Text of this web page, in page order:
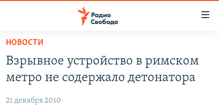
упрощенного
доступа
основному
ПОДКАСТЫ
АВТОРСКИЕ ПРОЕКТЫ
ЦИТАТЫ СВОБОДЫ
НОВОСТИ
Взрывное устройство в римском
метро не содержало детонатора
21 декабря 2010